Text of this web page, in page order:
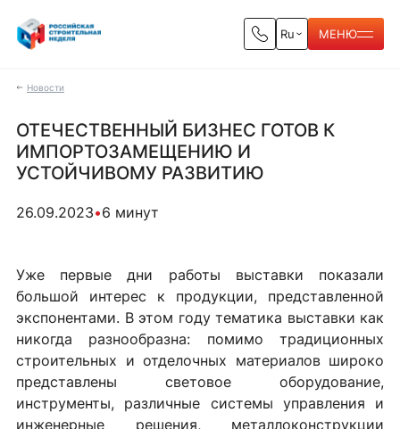
Ru МЕНЮ
Новости
ОТЕЧЕСТВЕННЫЙ БИЗНЕС ГОТОВ К
ИМПОРТОЗАМЕЩЕНИЮ И
УСТОЙЧИВОМУ РАЗВИТИЮ
26.09.2023•6 минут
Уже первые дни работы выставки показали
большой интерес к продукции, представленной
экспонентами. В этом году тематика выставки как
никогда разнообразна: помимо традиционных
строительных и отделочных материалов широко
представлены световое оборудование,
инструменты, различные системы управления и
инженерные решения, металлоконструкции